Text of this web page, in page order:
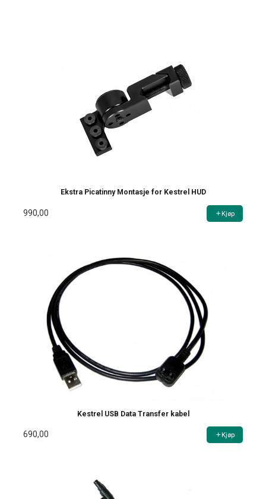
Ekstra Picatinny Montasje for Kestrel HUD
990,00 Kjøp
Kestrel USB Data Transfer kabel
690,00 Kjøp